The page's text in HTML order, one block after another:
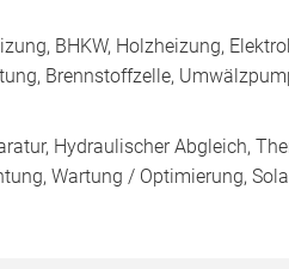
BHKW, Holzheizung,
Brennstoffzelle,
Hydraulischer Abgleich,
Wartung / Optimierung,